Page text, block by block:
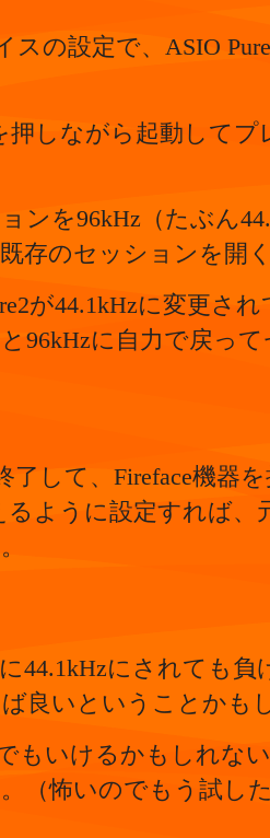
スの設定で、ASIO
押しながら起動して
ンを96kHz（たぶん
存のセッションを開
が44.1kHzに変更さ
96kHzに自力で戻っ
了して、Fireface機器
るように設定すれば
44.1kHzにされても負
良いということかも
もいけるかもしれな
（怖いのでもう試し